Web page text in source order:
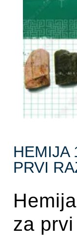
HEMIJA
PRVI
za